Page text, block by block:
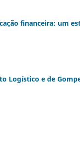
financeira: um
Logístico e de